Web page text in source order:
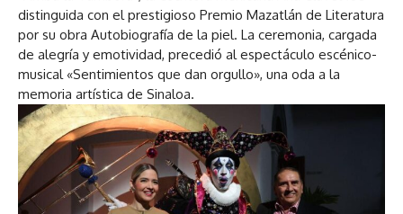
distinguida con el prestigioso Premio Mazatlán de Literatura
por su obra Autobiografía de la piel. La ceremonia, cargada
de alegría y emotividad, precedió al espectáculo escénico-
musical «Sentimientos que dan orgullo», una oda a la
memoria artística de Sinaloa.